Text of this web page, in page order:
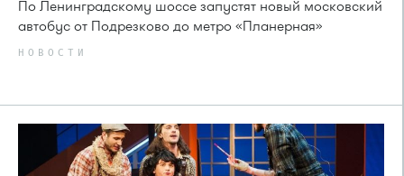
По Ленинградскому шоссе запустят новый московский
автобус от Подрезково до метро «Планерная»
НОВОСТИ